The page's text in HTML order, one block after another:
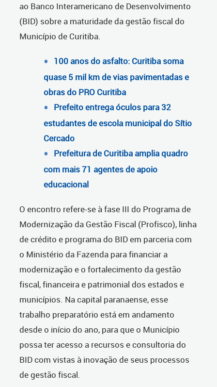
ao Banco Interamericano de Desenvolvimento
(BID) sobre a maturidade da gestão fiscal do
Município de Curitiba.
100 anos do asfalto: Curitiba soma
quase 5 mil km de vias pavimentadas e
obras do PRO Curitiba
Prefeito entrega óculos para 32
estudantes de escola municipal do Sítio
Cercado
Prefeitura de Curitiba amplia quadro
com mais 71 agentes de apoio
educacional
O encontro refere-se à fase III do Programa de
Modernização da Gestão Fiscal (Profisco), linha
de crédito e programa do BID em parceria com
o Ministério da Fazenda para financiar a
modernização e o fortalecimento da gestão
fiscal, financeira e patrimonial dos estados e
municípios. Na capital paranaense, esse
trabalho preparatório está em andamento
desde o início do ano, para que o Município
possa ter acesso a recursos e consultoria do
BID com vistas à inovação de seus processos
de gestão fiscal.